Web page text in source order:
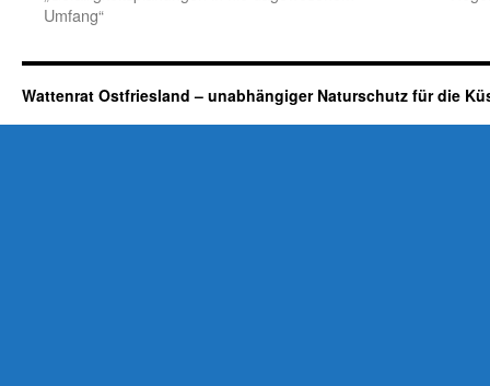
Umfang“
Wattenrat Ostfriesland – unabhängiger Naturschutz für die